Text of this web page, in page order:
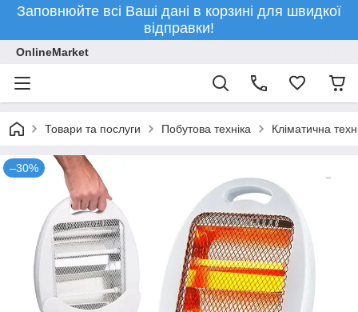
Заповнюйте всі Ваші дані в корзині для швидкої
відправки!
OnlineMarket
Товари та послуги Побутова техніка Кліматична
–30%